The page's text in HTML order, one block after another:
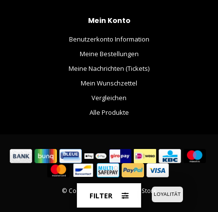
Mein Konto
Benutzerkonto Information
Meine Bestellungen
Meine Nachrichten (Tickets)
Mein Wunschzettel
Vergleichen
Alle Produkte
© Copyright 2026 The Movie Store
FILTER LOYALITÄT